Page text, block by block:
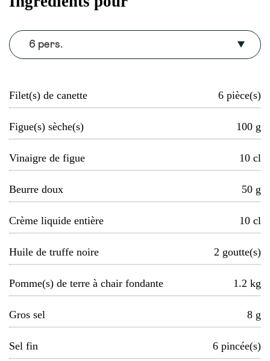
6 pers.
Filet(s) de canette 6 pièce(s)
Figue(s) sèche(s) 100 g
Vinaigre de figue 10 cl
Beurre doux 50 g
Crème liquide entière 10 cl
Huile de truffe noire 2 goutte(s)
Pomme(s) de terre à chair fondante 1.2 kg
Gros sel 8 g
Sel fin 6 pincée(s)